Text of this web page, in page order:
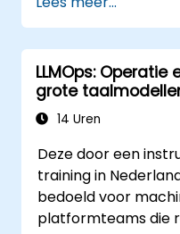
LLMOps:
grote
14 Uren
Deze door een
training in
bedoeld voor
platformteams die